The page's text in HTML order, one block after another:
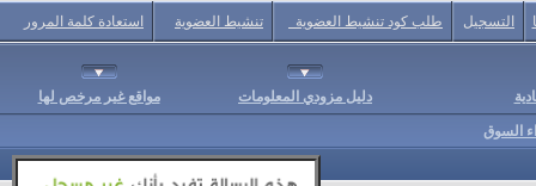
التسجيل طلب كود تنشيط العضوية تنشيط العضوية استعادة كلمة المرور
دليل مزودي المعلومات مواقع غير مرخص لها
السوق